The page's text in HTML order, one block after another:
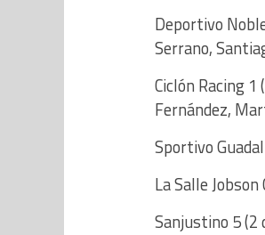
Deportivo
Serrano,
Ciclón Racing
Fernández,
Sportivo
La Salle
Sanjustino 5 (2